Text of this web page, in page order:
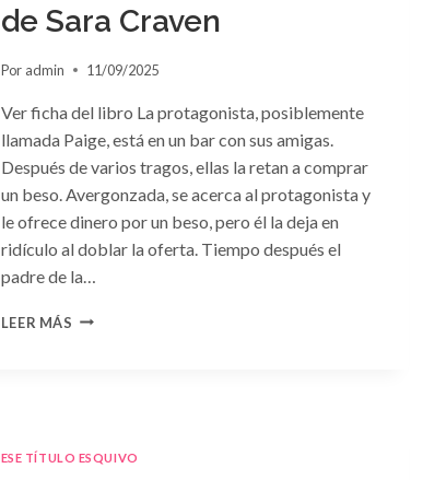
de Sara Craven
Por admin 11/09/2025
Ver ficha del libro La protagonista, posiblemente
llamada Paige, está en un bar con sus amigas.
Después de varios tragos, ellas la retan a comprar
un beso. Avergonzada, se acerca al protagonista y
le ofrece dinero por un beso, pero él la deja en
ridículo al doblar la oferta. Tiempo después el
padre de la…
LEER MÁS CONSULTA
ESE TÍTULO ESQUIVO